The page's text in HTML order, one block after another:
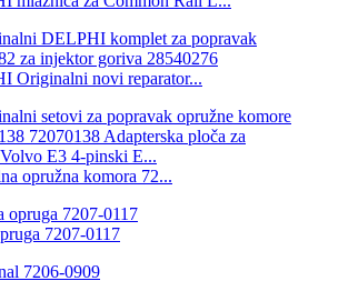
Originalni novi reparator...
opružna komora 72...
7207-0117